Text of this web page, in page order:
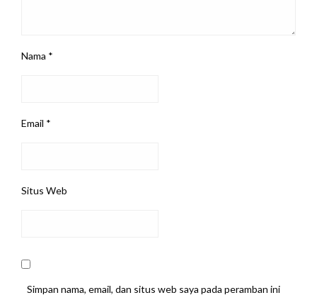
Nama *
Email *
Situs Web
Simpan nama, email, dan situs web saya pada peramban ini